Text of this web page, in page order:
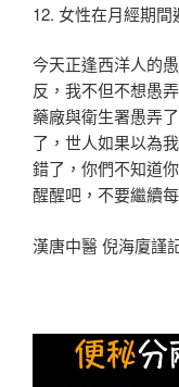
12. 女性在月經期間
今天正逢西洋人的
反，我不但不想愚
藥廠與衛生署愚弄
了，世人如果以為
錯了，你們不知道
醒醒吧，不要繼續
漢唐中醫 倪海廈謹